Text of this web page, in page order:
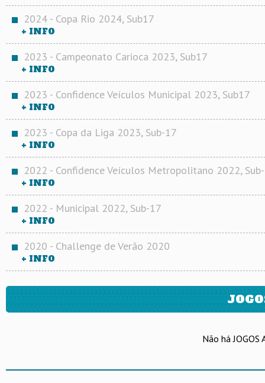
2024 - Copa Rio 2024, Sub17
+ INFO
2023 - Campeonato Carioca 2023, Sub17
+ INFO
2023 - Confidence Veículos Municipal 2023, Sub17
+ INFO
2023 - Copa da Liga 2023, Sub-17
+ INFO
2022 - Confidence Veículos Metropolitano 2022,
+ INFO
2022 - Municipal 2022, Sub-17
+ INFO
2020 - Challenge de Verão 2020
+ INFO
Não há JOGOS